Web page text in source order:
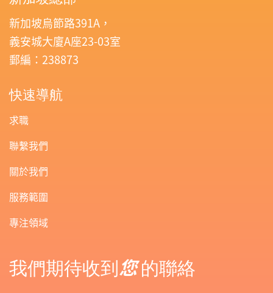
新加坡烏節路391A，
義安城大廈A座23-03室
郵編：238873
快速導航
求職
聯繫我們
關於我們
服務範圍
專注領域
我們期待收到您 的聯絡